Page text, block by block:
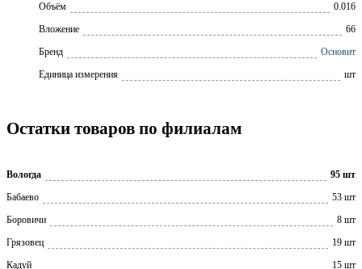
Объём
0.016
Вложение
66
Бренд
Основит
Единица измерения
шт
Остатки товаров по филиалам
Вологда
95 шт
Бабаево
53 шт
Боровичи
8 шт
Грязовец
19 шт
Кадуй
15 шт